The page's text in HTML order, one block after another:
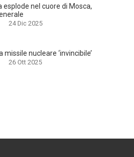
nel cuore di Mosca,
24 Dic 2025
missile nucleare ‘invincibile’
26 Ott 2025